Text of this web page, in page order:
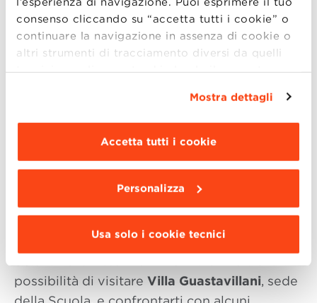
consenso cliccando su “accetta tutti i cookie” o
continuare la navigazione in assenza di cookie o
altri strumenti di tracciamento diversi da quelli
tecnici semplicemente chiudendo il presente
Dettagli ”. Per
modificare le impostazioni di navigazione e
scegliere le funzionalità, le terze parti e i cookie
Mostra dettagli
Accetta tutti i cookie
Personalizza
Usa solo i cookie tecnici
Commerce,Turismo, Heritage ed Eventi
Human Resources & Organization
Finance and Fintech
Marketing Management
New Media and Marketing
Communication
Wealth Management – Gestione
Saranno presenti i rispettiviDirettori
possibilità di visitare Villa Guastavillani, sede